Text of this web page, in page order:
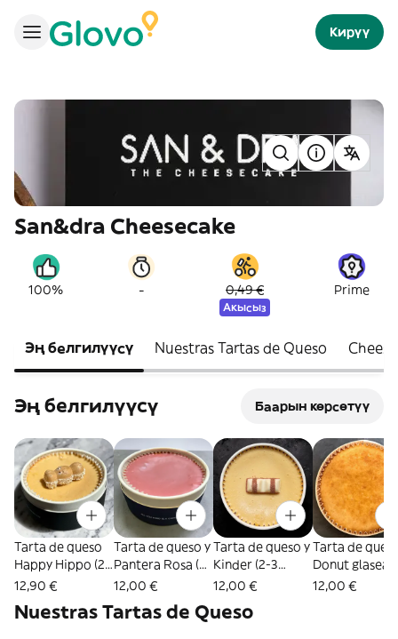
Кирүү
San&dra Cheesecake
100% - 0,49 €
Акысыз
Prime
Эң белгилүүсү Nuestras Tartas de Queso
Эң белгилүүсү Баарын көрсөтүү
Tarta de queso
Happy Hippo (2-
3 personas)
12,90 €
Tarta de queso y
Pantera Rosa (2-
3 personas)
12,00 €
Tarta de queso y
Kinder (2-3
personas)
12,00 €
Tarta de
Donut
(2-3 personas)
12,00 €
Nuestras Tartas de Queso